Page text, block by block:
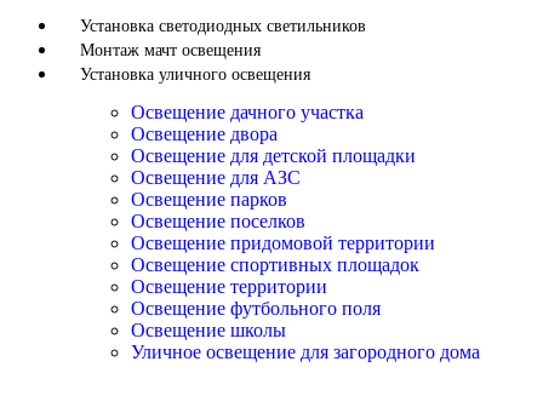
Установка светодиодных светильников
Монтаж мачт освещения
Установка уличного освещения
Освещение дачного участка
Освещение двора
Освещение для детской площадки
Освещение для АЗС
Освещение парков
Освещение поселков
Освещение придомовой территории
Освещение спортивных площадок
Освещение территории
Освещение футбольного поля
Освещение школы
Уличное освещение для загородного дома